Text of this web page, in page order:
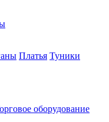
Платья Туники
оборудование